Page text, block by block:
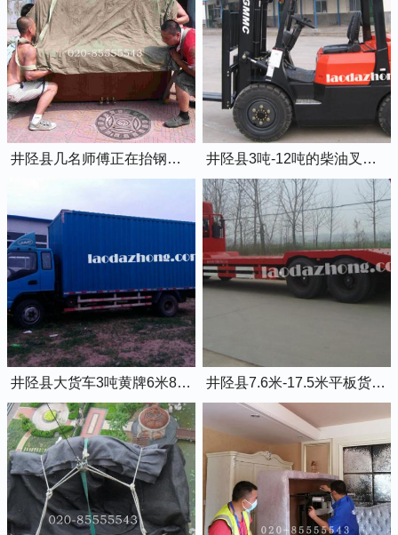
井陉县几名师傅正在抬钢琴上楼 井陉县3吨-12吨的柴油叉车出租
井陉县大货车3吨黄牌6米8的厢式货车 井陉县7.6米-17.5米平板货车出租